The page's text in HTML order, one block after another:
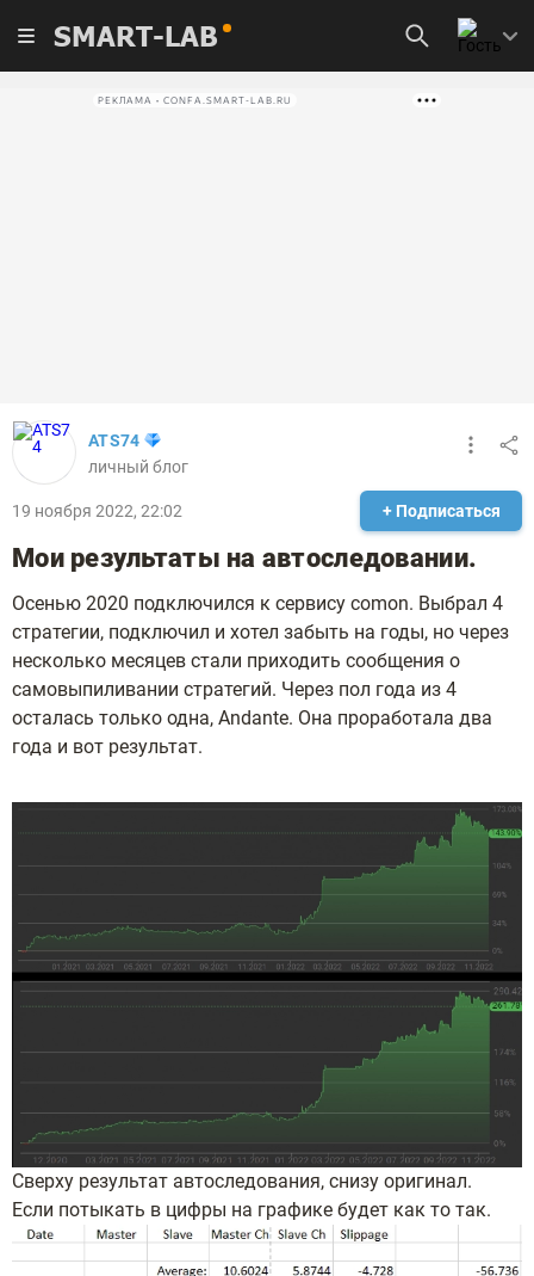
SMART-LAB
РЕКЛАМА • CONFA.SMART-LAB.RU
ATS74
личный блог
19 ноября 2022, 22:02 + Подписаться
Мои результаты на автоследовании.
Осенью 2020 подключился к сервису comon. Выбрал 4
стратегии, подключил и хотел забыть на годы, но через
несколько месяцев стали приходить сообщения о
самовыпиливании стратегий. Через пол года из 4
осталась только одна, Andante. Она проработала два
года и вот результат.
Сверху результат автоследования, снизу оригинал.
Если потыкать в цифры на графике будет как то так.